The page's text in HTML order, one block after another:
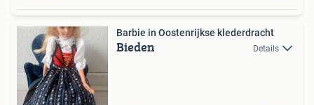
Barbie in Oostenrijkse klederdracht
Bieden Details